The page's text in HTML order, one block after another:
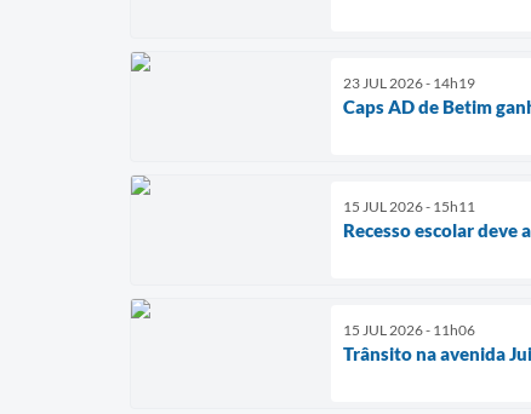
23 JUL 2026 - 14h19
Caps AD de Betim
15 JUL 2026 - 15h11
Recesso escolar
15 JUL 2026 - 11h06
Trânsito na avenida